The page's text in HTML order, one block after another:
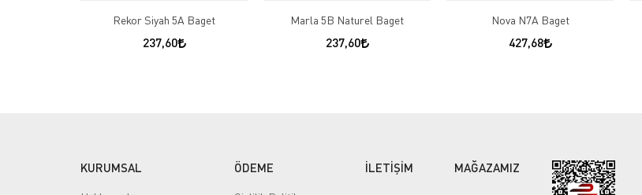
Rekor Siyah 5A Baget
237,60
Marla 5B Naturel Baget
237,60
Nova N7A Baget
427,68
KURUMSAL ÖDEME İLETİŞİM MAĞAZAMIZ